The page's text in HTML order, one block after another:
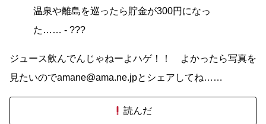
温泉や離島を巡ったら貯金が300円になっ
た…… - ???
ジュース飲んでんじゃねーよハゲ！！ よかったら写真を
見たいのでamane@ama.ne.jpとシェアしてね……
読んだ